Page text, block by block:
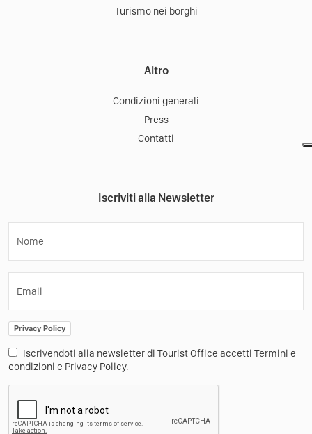
Turismo nei borghi
Altro
Condizioni generali
Press
Contatti
Iscriviti alla Newsletter
Nome
Email
Privacy Policy
Iscrivendoti alla newsletter di Tourist Office accetti Termini e
condizioni e Privacy Policy.